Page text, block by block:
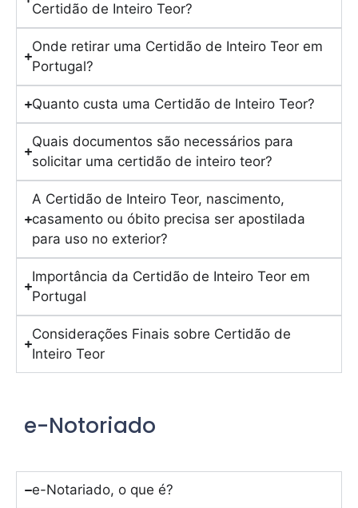
Certidão de Inteiro Teor?
Onde retirar uma Certidão de Inteiro Teor em
Portugal?
Quanto custa uma Certidão de Inteiro Teor?
Quais documentos são necessários para
solicitar uma certidão de inteiro teor?
A Certidão de Inteiro Teor, nascimento,
casamento ou óbito precisa ser apostilada
para uso no exterior?
Importância da Certidão de Inteiro Teor em
Portugal
Considerações Finais sobre Certidão de
Inteiro Teor
e-Notoriado
e-Notariado, o que é?